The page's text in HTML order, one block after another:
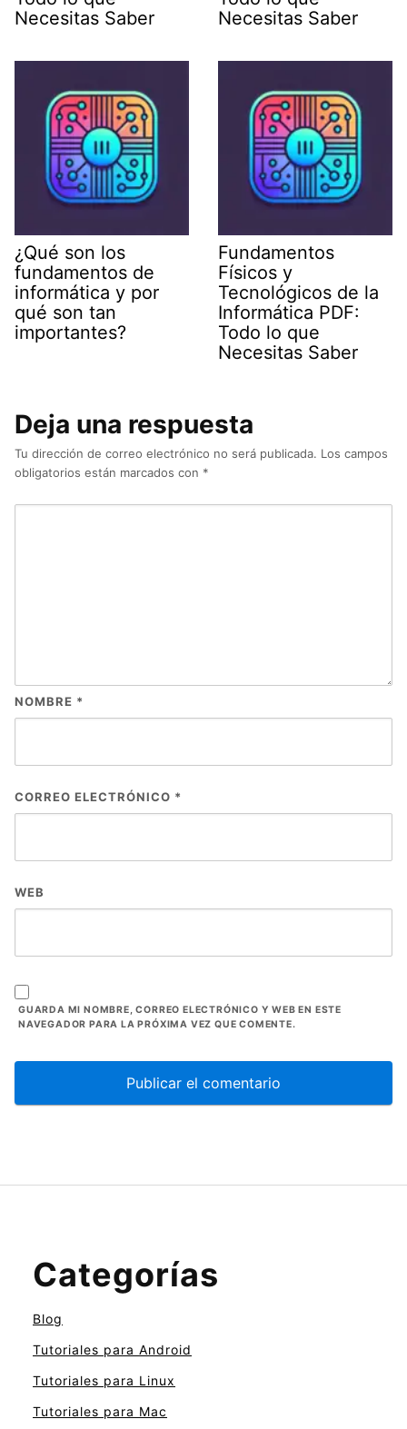
Necesitas Saber
Necesitas Saber
¿Qué son los
fundamentos de
informática y por
qué son tan
importantes?
Fundamentos
Físicos y
Tecnológicos de la
Informática PDF:
Todo lo que
Necesitas Saber
Deja una respuesta
Tu dirección de correo electrónico no será publicada. Los campos
obligatorios están marcados con *
NOMBRE *
CORREO ELECTRÓNICO *
WEB
GUARDA MI NOMBRE, CORREO ELECTRÓNICO Y WEB EN ESTE
NAVEGADOR PARA LA PRÓXIMA VEZ QUE COMENTE.
Categorías
Blog
Tutoriales para Android
Tutoriales para Linux
Tutoriales para Mac